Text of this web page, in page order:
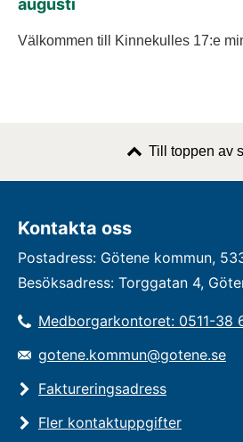
augusti
Välkommen till Kinnekulles 17:e
Till toppen av
Kontakta oss
Postadress: Götene kommun,
Besöksadress: Torggatan 4,
Medborgarkontoret: 0511-38
gotene.kommun@gotene.se
Faktureringsadress
Fler kontaktuppgifter